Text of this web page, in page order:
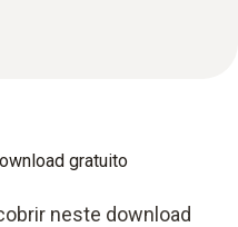
gratuito
neste download